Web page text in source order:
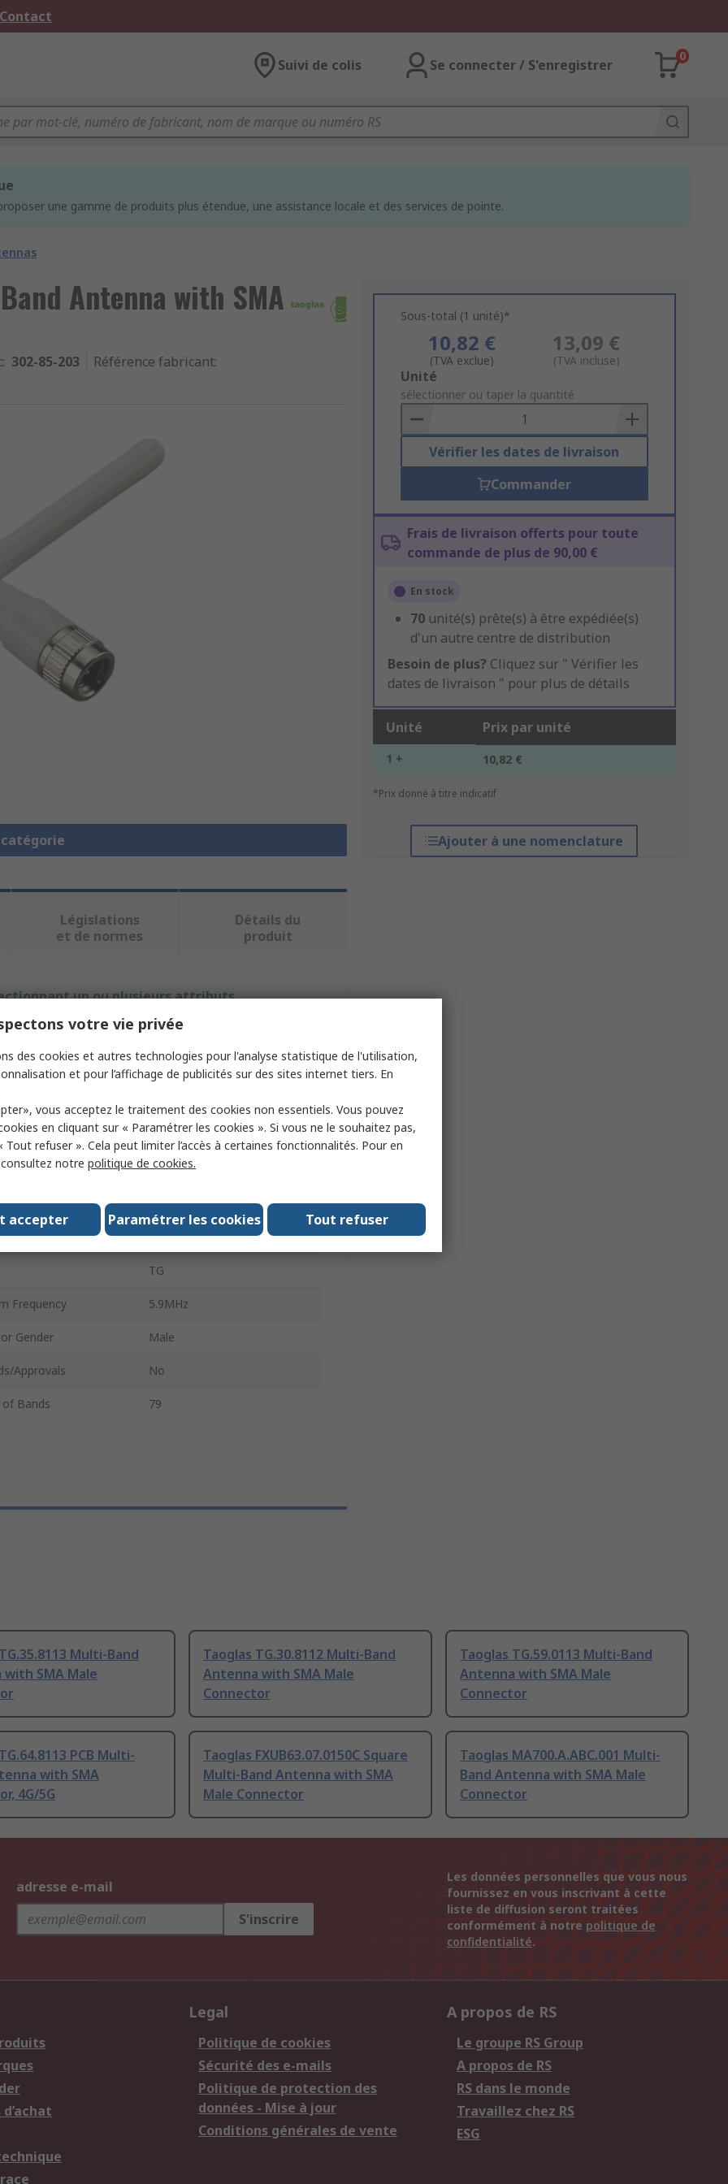
Suivi de colis Se connecter / S'enregistrer
0
une gamme de produits plus étendue, une assistance locale et des services de pointe.
Antenna with SMA
: 302-85-203 Référence fabricant:
Sous-total (1 unité)*
10,82 €
(TVA exclue)
13,09 €
(TVA incluse)
Add
to
Basket
Unité
sélectionner ou taper la quantité
Vérifier les dates de livraison
Commander
Frais de livraison offerts pour toute
commande de plus de 90,00 €
En stock
70 unité(s) prête(s) à être expédiée(s)
d'un autre centre de distribution
Besoin de plus? Cliquez sur " Vérifier les
dates de livraison " pour plus de détails
Unité Prix par unité
1 + 10,82 €
*Prix donné à titre indicatif
Ajouter à une nomenclature
Législations
et de normes
Détails du
produit
un ou plusieurs attributs.
Taoglas
Multi-Band Antenna
Frequency 1.71MHz
Type SMA Male
5.9dBi
Mount Type Screw
TG
Frequency 5.9MHz
Gender Male
Approvals No
Bands 79
Multi-Band
SMA Male
Taoglas TG.30.8112 Multi-Band
Antenna with SMA Male
Connector
Taoglas TG.59.0113 Multi-Band
Antenna with SMA Male
Connector
PCB Multi-
with SMA
4G/5G
Taoglas FXUB63.07.0150C Square
Multi-Band Antenna with SMA
Male Connector
Taoglas MA700.A.ABC.001 Multi-
Band Antenna with SMA Male
Connector
adresse e-mail
S'inscrire
Les données personnelles que vous nous
fournissez en vous inscrivant à cette
liste de diffusion seront traitées
conformément à notre politique de
confidentialité.
Legal
Politique de cookies
Sécurité des e-mails
Politique de protection des
données - Mise à jour
Conditions générales de vente
A propos de RS
Le groupe RS Group
A propos de RS
RS dans le monde
Travaillez chez RS
ESG
votre vie privée
des cookies et autres technologies pour l'analyse statistique de l'utilisation,
et pour l’affichage de publicités sur des sites internet tiers. En
vous acceptez le traitement des cookies non essentiels. Vous pouvez
en cliquant sur « Paramétrer les cookies ». Si vous ne le souhaitez pas,
Tout refuser ». Cela peut limiter l’accès à certaines fonctionnalités. Pour en
notre politique de cookies.
accepter Paramétrer les cookies Tout refuser